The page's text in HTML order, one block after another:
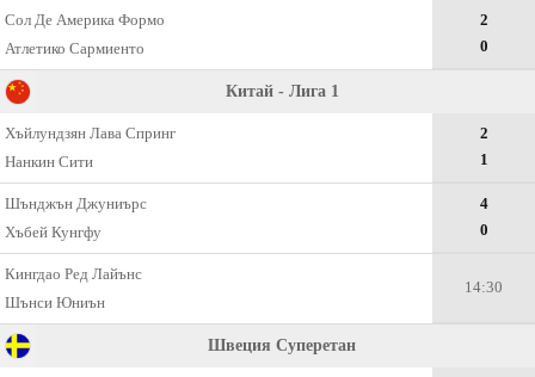
Сол Де Америка Формо
Атлетико Сармиенто
2
0
Китай - Лига 1
Хъйлундзян Лава Спринг
Нанкин Сити
2
1
Шънджън Джуниърс
Хъбей Кунгфу
4
0
Кингдао Ред Лайънс
Шънси Юниън
14:30
Швеция Суперетан